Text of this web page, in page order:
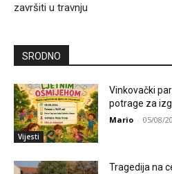
završiti u travnju
SRODNO
Vijesti
Vinkovački
potrage za
Mario - 05/08/
Tragedija na